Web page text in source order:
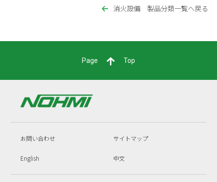
消火設備 製品分類一覧へ戻る
Page Top
お問い合わせ サイトマップ
English 中文